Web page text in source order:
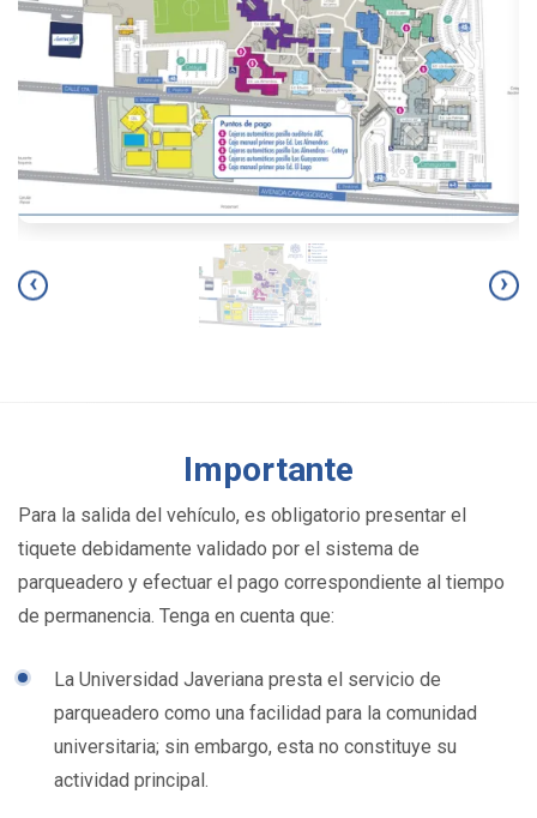
‹ ›
Importante
Para la salida del vehículo, es obligatorio presentar el
tiquete debidamente validado por el sistema de
parqueadero y efectuar el pago correspondiente al tiempo
de permanencia. Tenga en cuenta que:
La Universidad Javeriana presta el servicio de
parqueadero como una facilidad para la comunidad
universitaria; sin embargo, esta no constituye su
actividad principal.